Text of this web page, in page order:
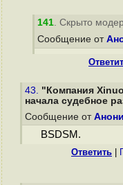
141. Скрыто
Сообщение от
43. "Компания
начала судебное
Сообщение от
BSDSM.
Ответить